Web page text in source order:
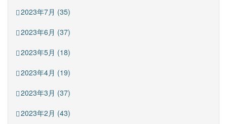
2023年7月 (35)
2023年6月 (37)
2023年5月 (18)
2023年4月 (19)
2023年3月 (37)
2023年2月 (43)